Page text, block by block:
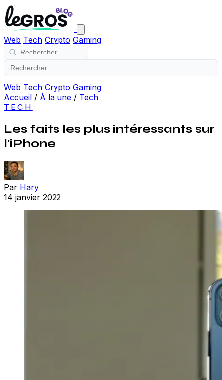
Web Tech Crypto Gaming
Web Tech Crypto Gaming
Accueil / À la une / Tech
TECH
Les faits les plus intéressants sur
l'iPhone
Par Hary
14 janvier 2022